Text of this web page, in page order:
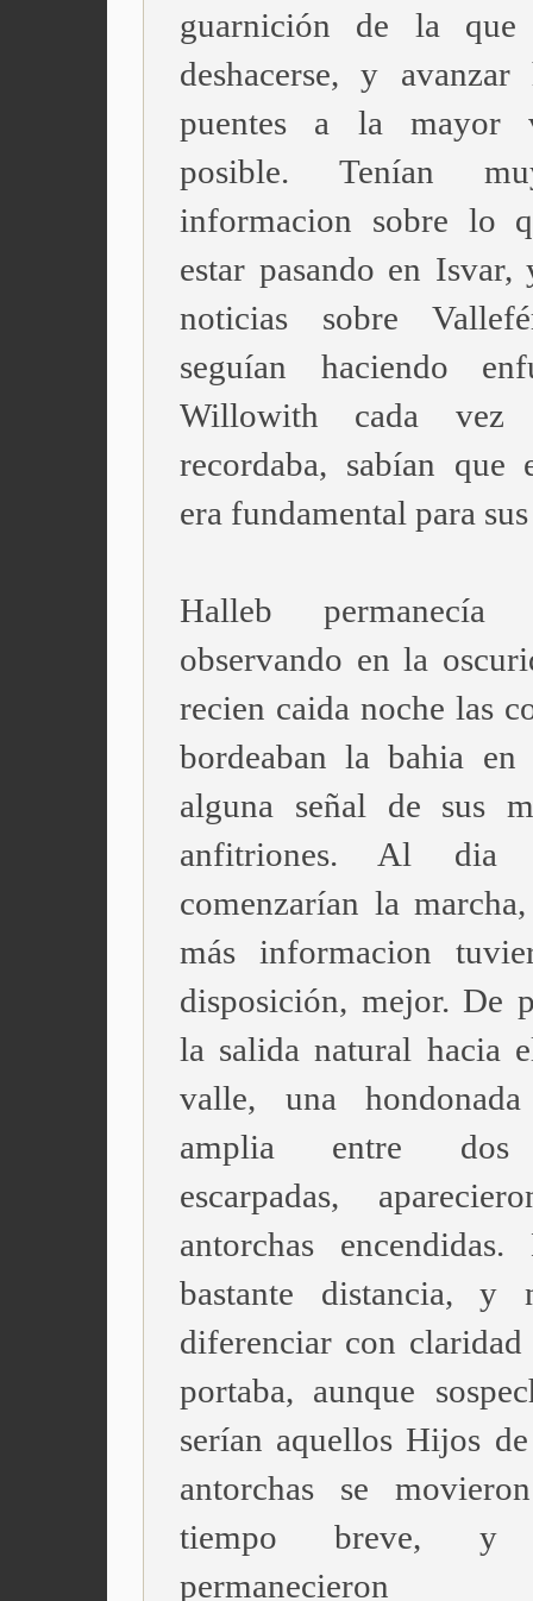
guarnición de la que
deshacerse, y avanzar
puentes a la mayor
posible. Tenían
informacion sobre lo
estar pasando en Isvar,
noticias sobre
seguían haciendo
Willowith cada vez
recordaba, sabían que
era fundamental para
Halleb permanecía
observando en la
recien caida noche las
bordeaban la bahia en
alguna señal de sus
anfitriones. Al dia
comenzarían la
más informacion
disposición, mejor. De
la salida natural hacia
valle, una hondonada
amplia entre dos
escarpadas,
antorchas encendidas.
bastante distancia, y
diferenciar con
portaba, aunque
serían aquellos Hijos
antorchas se
tiempo breve, y
permanecieron